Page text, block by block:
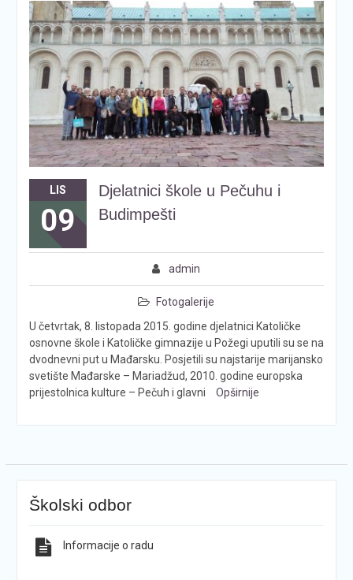
LIS
09
Djelatnici škole u Pečuhu i
Budimpešti
admin
Fotogalerije
U četvrtak, 8. listopada 2015. godine djelatnici Katoličke
osnovne škole i Katoličke gimnazije u Požegi uputili su se na
dvodnevni put u Mađarsku. Posjetili su najstarije marijansko
svetište Mađarske – Mariadžud, 2010. godine europska
prijestolnica kulture – Pečuh i glavni
Opširnije
Školski odbor
Informacije o radu